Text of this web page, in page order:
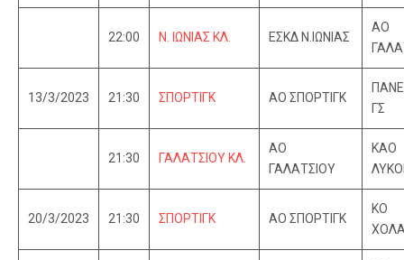
22:00 Ν. ΙΩΝΙΑΣ ΚΛ. ΕΣΚΔ Ν.ΙΩΝΙΑΣ
ΑΟ
13/3/2023 21:30 ΣΠΟΡΤΙΓΚ ΑΟ ΣΠΟΡΤΙΓΚ
ΓΣ
21:30 ΓΑΛΑΤΣΙΟΥ ΚΛ.
ΑΟ
ΓΑΛΑΤΣΙΟΥ
ΚΑΟ
20/3/2023 21:30 ΣΠΟΡΤΙΓΚ ΑΟ ΣΠΟΡΤΙΓΚ
ΚΟ